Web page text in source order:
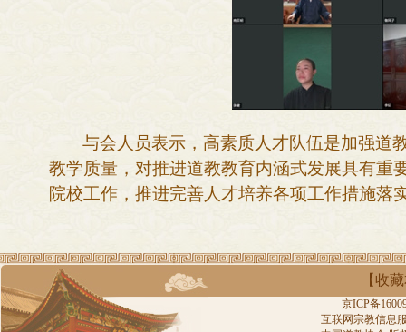
与会人员表示， 高素质人才队伍是加强道
教学质量，对推进道教教育内涵式发展具有重
院校工作，推进完善人才培养各项工作措施落